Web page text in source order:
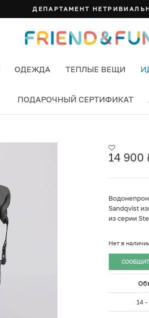
ДЕПАРТАМЕНТ
ОДЕЖДА ТЕПЛЫЕ ВЕЩИ
ПОДАРОЧНЫЙ СЕРТИФИКАТ
14 900
Sandqvist
из серии
Нет в
14 -